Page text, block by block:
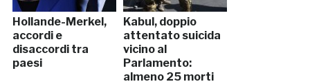
Hollande-Merkel,
accordi e
disaccordi tra
paesi
Kabul, doppio
attentato suicida
vicino al
Parlamento:
almeno 25 morti